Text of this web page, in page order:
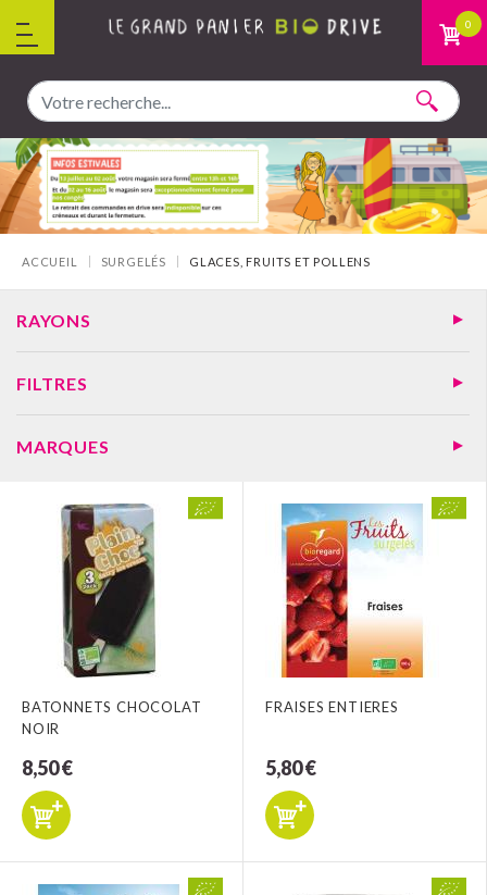
0
ACCUEIL SURGELÉS GLACES, FRUITS ET POLLENS
RAYONS
FILTRES
MARQUES
BATONNETS CHOCOLAT
NOIR
8,50 €
FRAISES ENTIERES
5,80 €